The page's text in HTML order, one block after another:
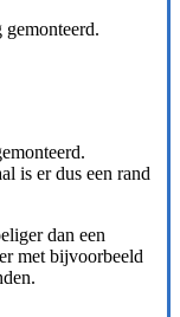
is er dus een rand
dan een
met bijvoorbeeld